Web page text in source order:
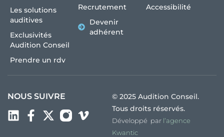
Les solutions
auditives
Exclusivités
Audition Conseil
Prendre un rdv
Recrutement
Devenir
adhérent
Accessibilité
NOUS SUIVRE
© 2025 Audition Conseil.
Tous droits réservés.
Développé par l’agence
Kwantic